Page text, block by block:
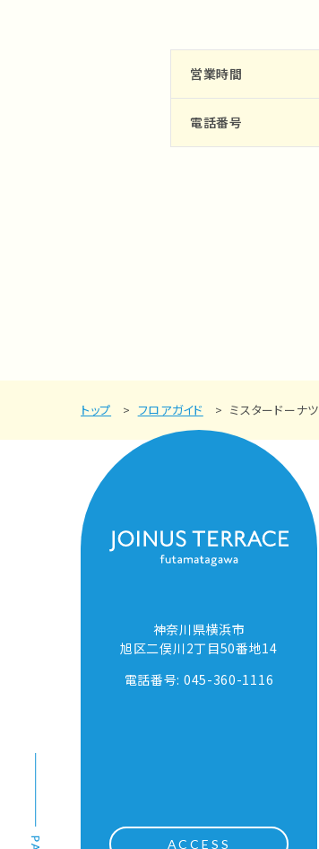
営業時間
電話番号
トップ フロアガイド ミスタードーナツ
神奈川県横浜市
旭区二俣川2丁目50番地14
電話番号: 045-360-1116
ACCESS